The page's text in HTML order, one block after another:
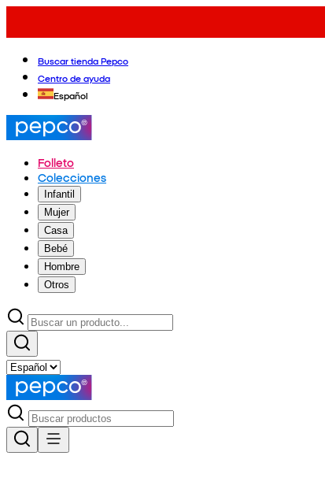
Buscar tienda Pepco
Centro de ayuda
Español
Folleto
Colecciones
Infantil
Mujer
Casa
Bebé
Hombre
Otros